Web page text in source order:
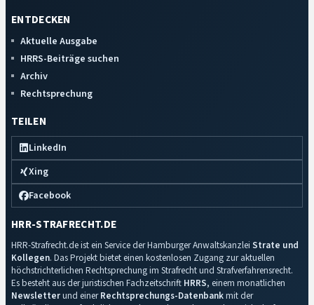
ENTDECKEN
Aktuelle Ausgabe
HRRS-Beiträge suchen
Archiv
Rechtsprechung
TEILEN
LinkedIn
Xing
Facebook
HRR-STRAFRECHT.DE
HRR-Strafrecht.de ist ein Service der Hamburger Anwaltskanzlei Strate und
Kollegen. Das Projekt bietet einen kostenlosen Zugang zur aktuellen
höchstrichterlichen Rechtsprechung im Strafrecht und Strafverfahrensrecht.
Es besteht aus der juristischen Fachzeitschrift HRRS, einem monatlichen
Newsletterund einerRechtsprechungs-Datenbankmit der